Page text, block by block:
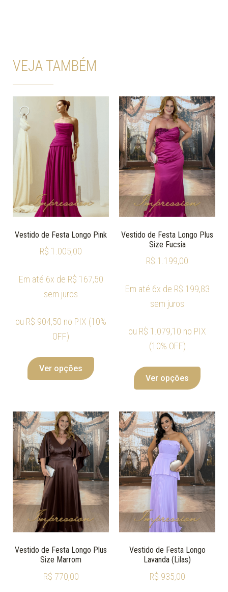
VEJA TAMBÉM
Vestido de Festa Longo Pink
R$ 1.005,00
Em até 6x de R$ 167,50
sem juros
ou R$ 904,50 no PIX (10%
OFF)
Ver opções
Vestido de Festa Longo Plus
Size Fucsia
R$ 1.199,00
Em até 6x de R$ 199,83
sem juros
ou R$ 1.079,10 no PIX
(10% OFF)
Ver opções
Vestido de Festa Longo Plus
Size Marrom
R$ 770,00
Vestido de Festa Longo
Lavanda (Lilas)
R$ 935,00